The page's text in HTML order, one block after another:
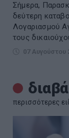
Σήμερα,
δεύτερη
Λογαριασμού
τους
07 Αυγούστου
περισσότερες